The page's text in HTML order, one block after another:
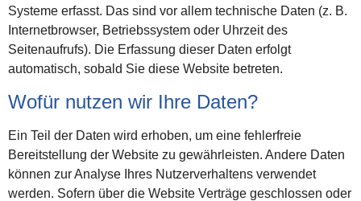
Systeme erfasst. Das sind vor allem technische Daten (z. B.
Internetbrowser, Betriebssystem oder Uhrzeit des
Seitenaufrufs). Die Erfassung dieser Daten erfolgt
automatisch, sobald Sie diese Website betreten.
Wofür nutzen wir Ihre Daten?
Ein Teil der Daten wird erhoben, um eine fehlerfreie
Bereitstellung der Website zu gewährleisten. Andere Daten
können zur Analyse Ihres Nutzerverhaltens verwendet
werden. Sofern über die Website Verträge geschlossen oder